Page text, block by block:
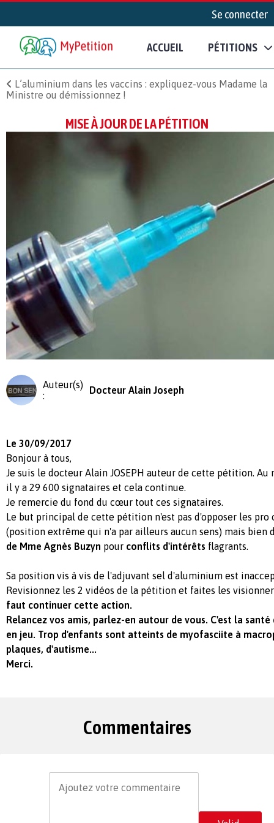
Se connecter
ACCUEIL PÉTITIONS
L’aluminium dans les vaccins : expliquez-vous Madame la
Ministre ou démissionnez !
MISE À JOUR DE LA PÉTITION
Auteur(s)
:
Docteur Alain Joseph
Le 30/09/2017
Bonjour à tous,
Je suis le docteur Alain JOSEPH auteur de cette pétition.
il y a 29 600 signataires et cela continue.
Je remercie du fond du cœur tout ces signataires.
Le but principal de cette pétition n'est pas d'opposer les pro
(position extrême qui n'a par ailleurs aucun sens) mais bien
de Mme Agnès Buzyn pour conflits d'intérêts flagrants.
Sa position vis à vis de l'adjuvant sel d'aluminium est
Revisionnez les 2 vidéos de la pétition et faites les
faut continuer cette action.
Relancez vos amis, parlez-en autour de vous. C'est la
en jeu. Trop d'enfants sont atteints de myofasciite à
plaques, d'autisme...
Merci.
Commentaires